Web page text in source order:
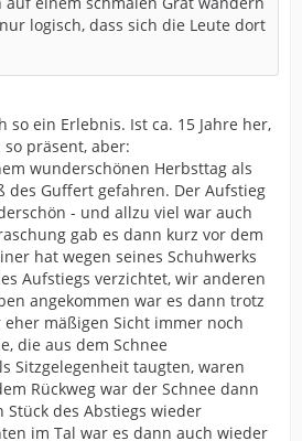
logisch, dass sich die Leute dort
so ein Erlebnis. Ist ca. 15 Jahre her,
präsent, aber:
wunderschönen Herbsttag als
des Guffert gefahren. Der Aufstieg
- und allzu viel war auch
gab es dann kurz vor dem
hat wegen seines Schuhwerks
Aufstiegs verzichtet, wir anderen
angekommen war es dann trotz
mäßigen Sicht immer noch
die aus dem Schnee
Sitzgelegenheit taugten, waren
Rückweg war der Schnee dann
des Abstiegs wieder
im Tal war es dann auch wieder